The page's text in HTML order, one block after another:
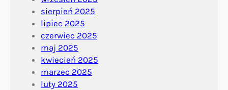
sierpień 2025
lipiec 2025
czerwiec 2025
maj 2025
kwiecień 2025
marzec 2025
luty 2025